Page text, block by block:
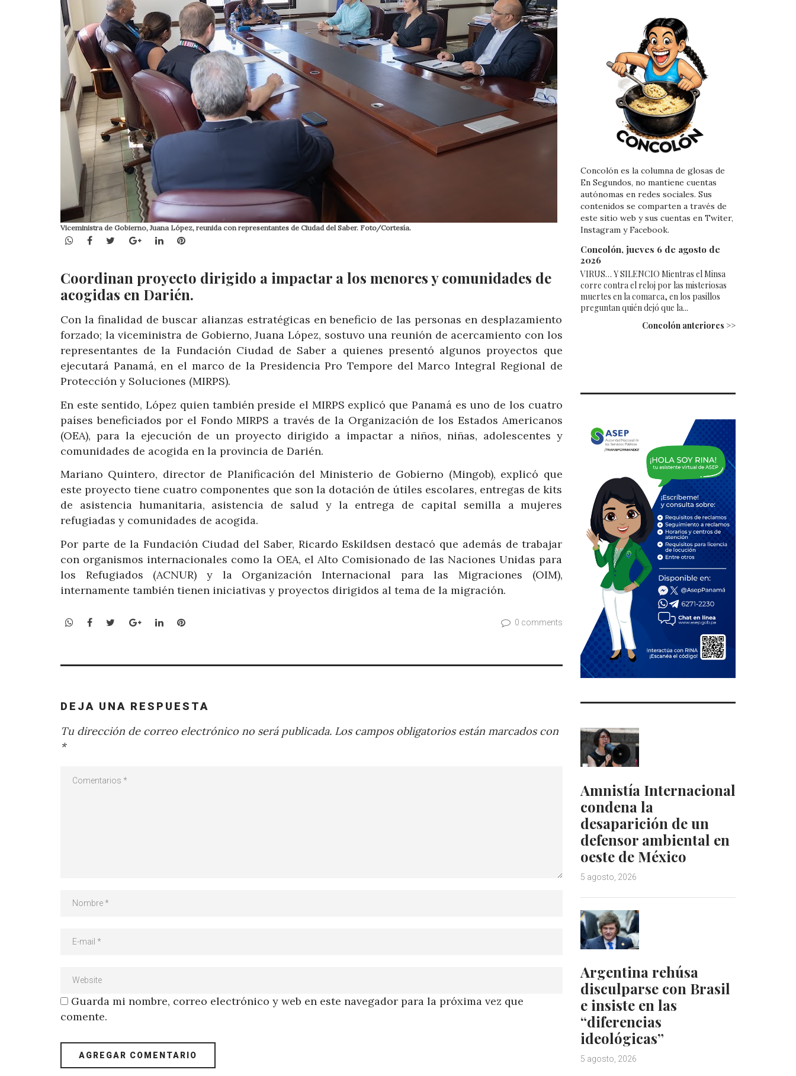
Viceministra de Gobierno, Juana López, reunida con representantes de Ciudad del Saber. Foto/Cortesía.
WhatsApp
Facebook
TwitterGoogle+LinkedInPinterest
Coordinan proyecto dirigido a impactar a los menores y comunidades de
acogidas en Darién.
Con la finalidad de buscar alianzas estratégicas en beneficio de las personas en desplazamiento
forzado; la viceministra de Gobierno, Juana López, sostuvo una reunión de acercamiento con los
representantes de la Fundación Ciudad de Saber a quienes presentó algunos proyectos que
ejecutará Panamá, en el marco de la Presidencia Pro Tempore del Marco Integral Regional de
Protección y Soluciones (MIRPS).
En este sentido, López quien también preside el MIRPS explicó que Panamá es uno de los cuatro
países beneficiados por el Fondo MIRPS a través de la Organización de los Estados Americanos
(OEA), para la ejecución de un proyecto dirigido a impactar a niños, niñas, adolescentes y
comunidades de acogida en la provincia de Darién.
Mariano Quintero, director de Planificación del Ministerio de Gobierno (Mingob), explicó que
este proyecto tiene cuatro componentes que son la dotación de útiles escolares, entregas de kits
de asistencia humanitaria, asistencia de salud y la entrega de capital semilla a mujeres
refugiadas y comunidades de acogida.
Por parte de la Fundación Ciudad del Saber, Ricardo Eskildsen destacó que además de trabajar
con organismos internacionales como la OEA, el Alto Comisionado de las Naciones Unidas para
los Refugiados (ACNUR) y la Organización Internacional para las Migraciones (OIM),
internamente también tienen iniciativas y proyectos dirigidos al tema de la migración.
WhatsApp
Facebook
TwitterGoogle+LinkedInPinterest 0 comments
DEJA UNA RESPUESTA
Tu dirección de correo electrónico no será publicada. Los campos obligatorios están marcados con
*
Guarda mi nombre, correo electrónico y web en este navegador para la próxima vez que
comente.
Concolón es la columna de glosas de
En Segundos, no mantiene cuentas
autónomas en redes sociales. Sus
contenidos se comparten a través de
este sitio web y sus cuentas en Twiter,
Instagram y Facebook.
Concolón, jueves 6 de agosto de
2026
VIRUS… Y SILENCIO Mientras el Minsa
corre contra el reloj por las misteriosas
muertes en la comarca, en los pasillos
preguntan quién dejó que la...
Concolón anteriores >>
Amnistía Internacional
condena la
desaparición de un
defensor ambiental en
oeste de México
5 agosto, 2026
Argentina rehúsa
disculparse con Brasil
e insiste en las
“diferencias
ideológicas”
5 agosto, 2026